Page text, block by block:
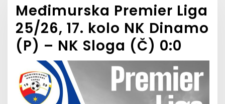
Međimurska Premier Liga
25/26, 17. kolo NK Dinamo
(P) – NK Sloga (Č) 0:0